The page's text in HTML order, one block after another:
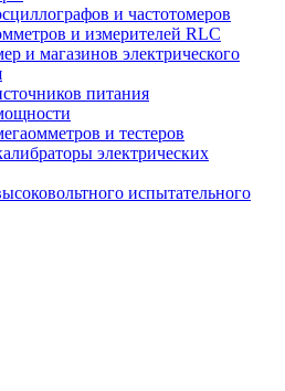
и частотомеров
и измерителей RLC
и магазинов электрического
питания
и тестеров
электрических
испытательного